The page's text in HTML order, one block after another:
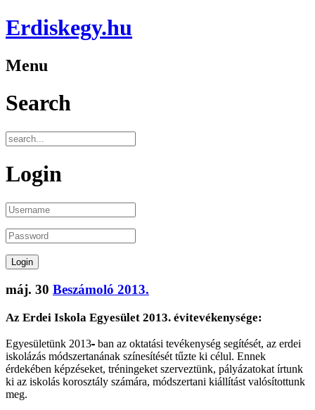
Erdiskegy.hu
Menu
Search
Login
máj. 30 Beszámoló 2013.
Az Erdei Iskola Egyesület 2013. évitevékenysége:
Egyesületünk 2013- ban az oktatási tevékenység segítését, az erdei
iskolázás módszertanának színesítését tűzte ki célul. Ennek
érdekében képzéseket, tréningeket szerveztünk, pályázatokat írtunk
ki az iskolás korosztály számára, módszertani kiállítást valósítottunk
meg.